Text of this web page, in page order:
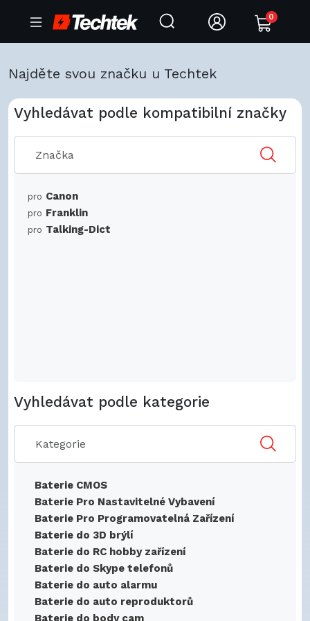
0
Najděte svou značku u Techtek
Vyhledávat podle kompatibilní značky
pro Canon
pro Franklin
pro Talking-Dict
Vyhledávat podle kategorie
Baterie CMOS
Baterie Pro Nastavitelné Vybavení
Baterie Pro Programovatelná Zařízení
Baterie do 3D brýlí
Baterie do RC hobby zařízení
Baterie do Skype telefonů
Baterie do auto alarmu
Baterie do auto reproduktorů
Baterie do body cam